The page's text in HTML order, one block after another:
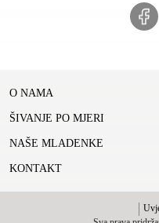
O NAMA
ŠIVANJE PO MJERI
NAŠE MLADENKE
KONTAKT